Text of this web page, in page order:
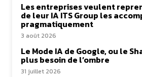
Les entreprises veulent
de leur IA ITS Group les
pragmatiquement
3 août 2026
Le Mode IA de Google, ou le
plus besoin de l’ombre
31 juillet 2026